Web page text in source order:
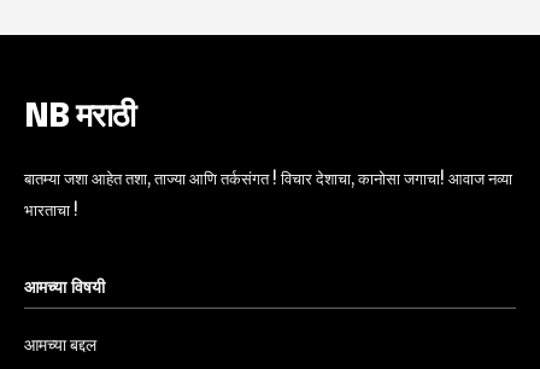
NB मराठी
बातम्या जशा आहेत तशा, ताज्या आणि तर्कसंगत ! विचार देशाचा, कानोसा जगाचा! आवाज नव्या
भारताचा !
आमच्या विषयी
आमच्या बद्दल